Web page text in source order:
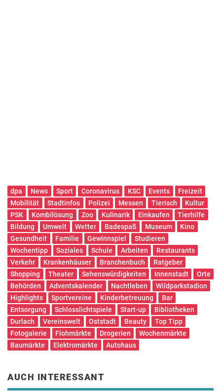
dpa News Sport Coronavirus KSC Events
Freizeit
Mobilität
Stadtinfos Polizei Messen Tierisch
Kultur
PSK
Kombilösung Zoo Kulinarik Einkaufen
Tierhilfe
Bildung
Umwelt Wetter Badespaß Museum
Kino
Gesundheit
Familie Gewinnspiel
Studieren
Wochentipp
Soziales Schule Arbeiten
Restaurants
Verkehr
Krankenhäuser Branchenbuch
Ratgeber
Shopping
Theater Sehenswürdigkeiten Innenstadt
Orte
Behörden
Adventskalender Nachtleben
Wildparkstadion
Highlights
Sportvereine Kinderbetreuung
Bar
Entsorgung
Schlosslichtspiele Start-up
Bibliotheken
Durlach
Vereinswelt Oststadt Beauty
Top Tipp
Fotogalerie
Flohmärkte Drogerien
Wochenmärkte
Baumärkte
Elektromärkte Autohaus
AUCH INTERESSANT